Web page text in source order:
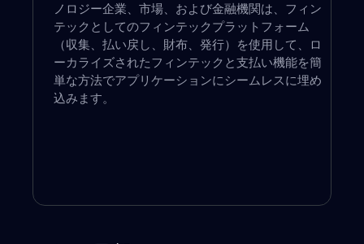
ノロジー企業、市場、および金融機関は、フィン
テックとしてのフィンテックプラットフォーム
（収集、払い戻し、財布、発行）を使用して、ロ
ーカライズされたフィンテックと支払い機能を簡
単な方法でアプリケーションにシームレスに埋め
込みます。